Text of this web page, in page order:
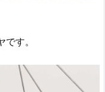
す。